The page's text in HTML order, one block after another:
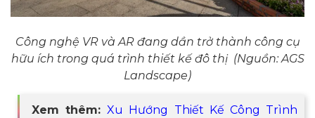
Công nghệ VR và AR đang dần trở thành công cụ
hữu ích trong quá trình thiết kế đô thị (Nguồn: AGS
Landscape)
Xem thêm:Xu Hướng Thiết Kế Công Trình